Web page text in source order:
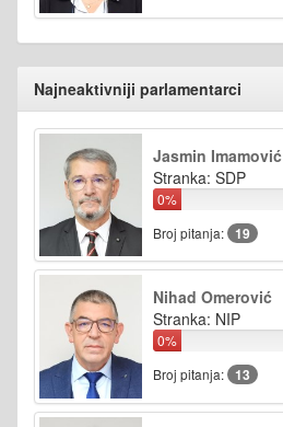
Najneaktivniji parlamentarci
Jasmin Imamović
Stranka: SDP
0%
Broj pitanja: 19
Nihad Omerović
Stranka: NIP
0%
Broj pitanja: 13